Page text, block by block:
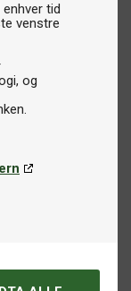
tid
venstre
og